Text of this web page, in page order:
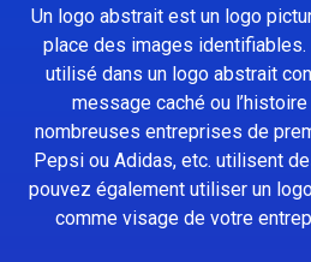
Un logo abstrait est un logo
place des images identifiables.
utilisé dans un logo abstrait
message caché ou
nombreuses entreprises de
Pepsi ou Adidas, etc. utilisent
pouvez également utiliser un
comme visage de votre